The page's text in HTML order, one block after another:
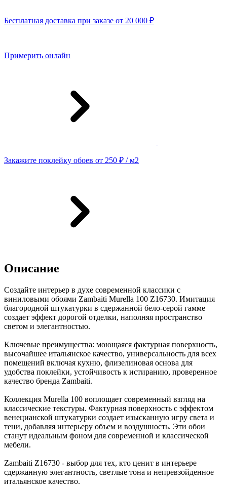
Бесплатная доставка при заказе от 20 000 ₽
Примерить онлайн
Закажите поклейку обоев от 250 ₽ / м2
Описание
Создайте интерьер в духе современной классики с
виниловыми обоями Zambaiti Murella 100 Z16730. Имитация
благородной штукатурки в сдержанной бело-серой гамме
создает эффект дорогой отделки, наполняя пространство
светом и элегантностью.
Ключевые преимущества: моющаяся фактурная поверхность,
высочайшее итальянское качество, универсальность для всех
помещений включая кухню, флизелиновая основа для
удобства поклейки, устойчивость к истиранию, проверенное
качество бренда Zambaiti.
Коллекция Murella 100 воплощает современный взгляд на
классические текстуры. Фактурная поверхность с эффектом
венецианской штукатурки создает изысканную игру света и
тени, добавляя интерьеру объем и воздушность. Эти обои
станут идеальным фоном для современной и классической
мебели.
Zambaiti Z16730 - выбор для тех, кто ценит в интерьере
сдержанную элегантность, светлые тона и непревзойденное
итальянское качество.